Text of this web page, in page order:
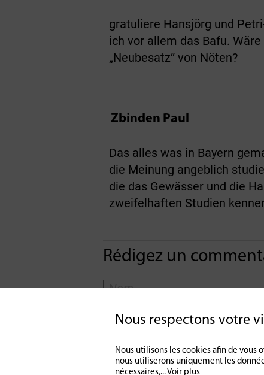
gratuliere Hansjörg und
ich vor allem das Bafu.
„Neubesatz“ von Nöten?
Zbinden Paul
Das alles was in Bayern
die Meinung angeblich
die das Gewässer und die
zweifelhaften Studien
Rédigez un
Nous respectons votre
Nous utilisons les cookies afin de
nous utiliserons uniquement les
nécessaires,...Voir plus